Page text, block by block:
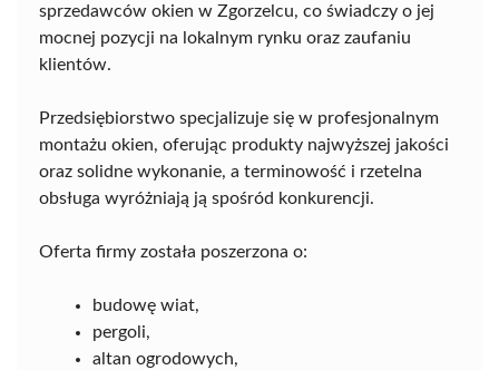
sprzedawców okien w Zgorzelcu, co świadczy o jej
mocnej pozycji na lokalnym rynku oraz zaufaniu
klientów.
Przedsiębiorstwo specjalizuje się w profesjonalnym
montażu okien, oferując produkty najwyższej jakości
oraz solidne wykonanie, a terminowość i rzetelna
obsługa wyróżniają ją spośród konkurencji.
Oferta firmy została poszerzona o:
budowę wiat,
pergoli,
altan ogrodowych,